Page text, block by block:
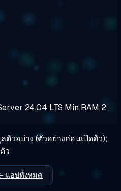
24.04 LTS Min RAM 2
วอย่าง (ตัวอย่างก่อนเปิดตัว);
ว
แอปทั้งหมด